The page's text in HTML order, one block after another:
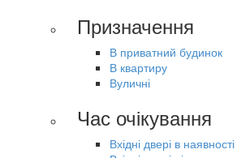
Призначення
В приватний будинок
В квартиру
Вуличні
Час очікування
Вхідні двері в наявності